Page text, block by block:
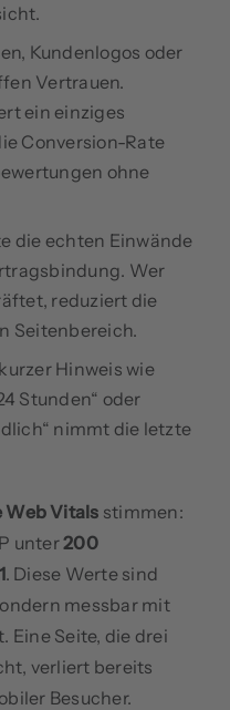
Kundenlogos oder
Vertrauen.
ein einziges
Conversion-Rate
ohne
die echten Einwände
Wer
reduziert die
Seitenbereich.
Hinweis wie
Stunden“ oder
nimmt die letzte
Web Vitals stimmen:
unter200
. Diese Werte sind
messbar mit
Eine Seite, die drei
verliert bereits
Besucher.